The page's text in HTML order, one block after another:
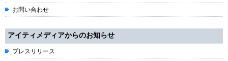
お問い合わせ
アイティメディアからのお知らせ
プレスリリース